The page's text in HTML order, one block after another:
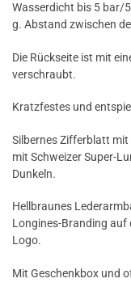
Wasserdicht bis 5 bar/
g. Abstand zwischen
Die Rückseite ist mit
verschraubt.
Kratzfestes und
Silbernes Zifferblatt mit
mit Schweizer Super-
Dunkeln.
Hellbraunes
Longines-Branding auf
Logo.
Mit Geschenkbox und